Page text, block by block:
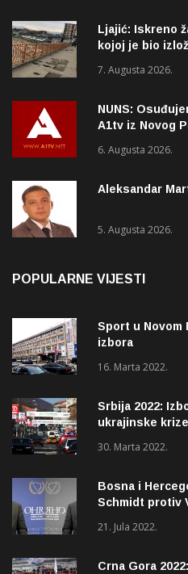
Ljajić: Iskreno
kojoj je bio
7. Augusta 2026.
NUNS:
A1tv iz Novog
6. Augusta 2026.
Aleksandar
5. Augusta 2026.
POPULARNE VIJESTI
Sport u Novom
izbora
16. Marta 2022.
Srbija 2022:
ukrajinske
30. Marta 2022.
Bosna i
Schmidt protiv
21. Jula 2022.
Crna Gora